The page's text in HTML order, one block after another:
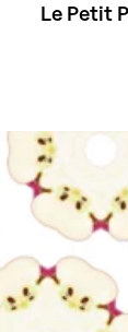
Le Petit